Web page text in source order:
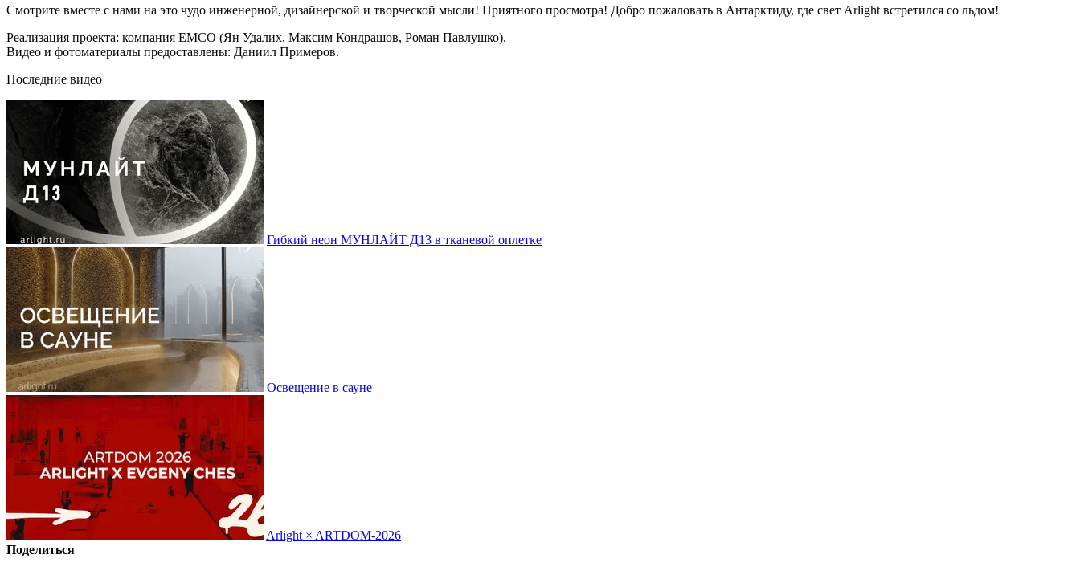
Смотрите вместе с нами на это чудо инженерной, дизайнерской и творческой мысли! Приятного просмотра! Добро пожаловать в Антарктиду, где свет Arlight встретился со льдом!
Реализация проекта: компания EMCO (Ян Удалих, Максим Кондрашов, Роман Павлушко).
Видео и фотоматериалы предоставлены: Даниил Примеров.
Последние видео
Гибкий неон МУНЛАЙТ Д13 в тканевой оплетке
Освещение в сауне
Arlight × ARTDOM-2026
Поделиться